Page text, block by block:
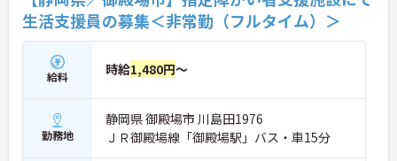
・生活支援員からスタートし、サービス管理責任者
やエリアマネージャーへと続く明確なステップアッ
プの道筋が用意されています。急成長中の企業であ
るためポストも豊富にあり、専門性を高めながらマ
ネジメント職への挑戦も視野に入れていただけま
す。
・年間休日114日、残業月平均10時間程度という就
業環境に加え、産前産後休暇や育児休暇制度がしっ
かりと整備されています。オンとオフの切り替えを
生活支援員の募集＜非常勤（フルタイム）＞
給料 時給1,480円～
勤務地
静岡県 御殿場市 川島田1976
ＪＲ御殿場線「御殿場駅」バス・車15分